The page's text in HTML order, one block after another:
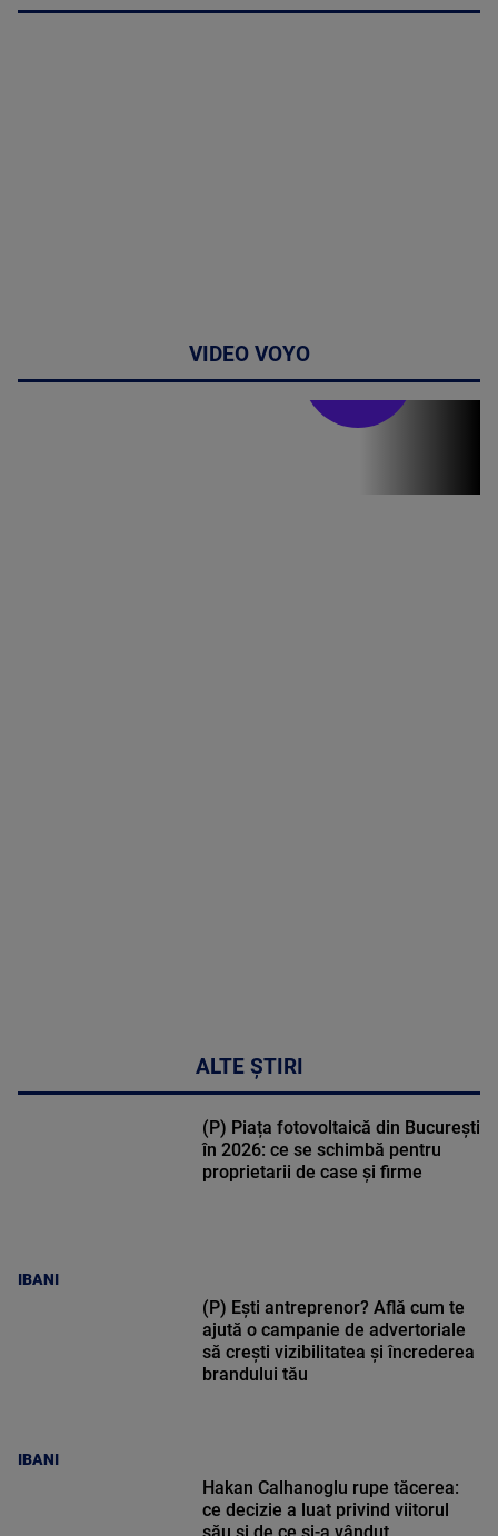
VIDEO VOYO
ALTE ȘTIRI
IBANI
(P) Piața fotovoltaică din București
în 2026: ce se schimbă pentru
proprietarii de case și firme
IBANI
(P) Ești antreprenor? Află cum te
ajută o campanie de advertoriale
să crești vizibilitatea și încrederea
brandului tău
Hakan Calhanoglu rupe tăcerea:
ce decizie a luat privind viitorul